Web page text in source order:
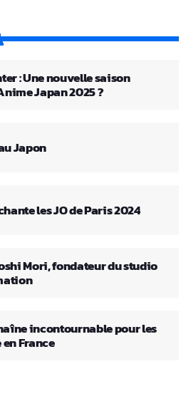
: Une nouvelle saison
Japan 2025 ?
Japon
les JO de Paris 2024
Mori, fondateur du studio
incontournable pour les
France